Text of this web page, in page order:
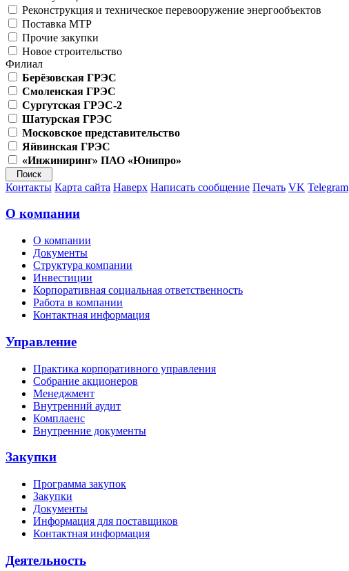
Реконструкция и техническое перевооружение энергообъектов
Поставка МТР
Прочие закупки
Новое строительство
Филиал
Берёзовская ГРЭС
Смоленская ГРЭС
Сургутская ГРЭС-2
Шатурская ГРЭС
Московское представительство
Яйвинская ГРЭС
«Инжиниринг» ПАО «Юнипро»
Контакты Карта сайта Наверх Написать сообщение Печать VK Telegram
О компании
О компании
Документы
Структура компании
Инвестиции
Корпоративная социальная ответственность
Работа в компании
Контактная информация
Управление
Практика корпоративного управления
Собрание акционеров
Менеджмент
Внутренний аудит
Комплаенс
Внутренние документы
Закупки
Программа закупок
Закупки
Документы
Информация для поставщиков
Контактная информация
Деятельность